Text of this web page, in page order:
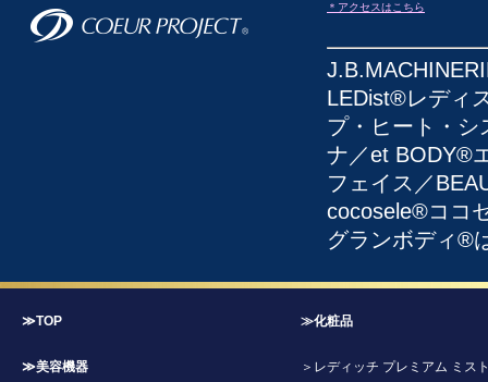
＊アクセスはこちら
LEDist®レディ
プ・ヒート・
ナ／et BODY®
フェイス／
cocosele®ココ
グランボディ®